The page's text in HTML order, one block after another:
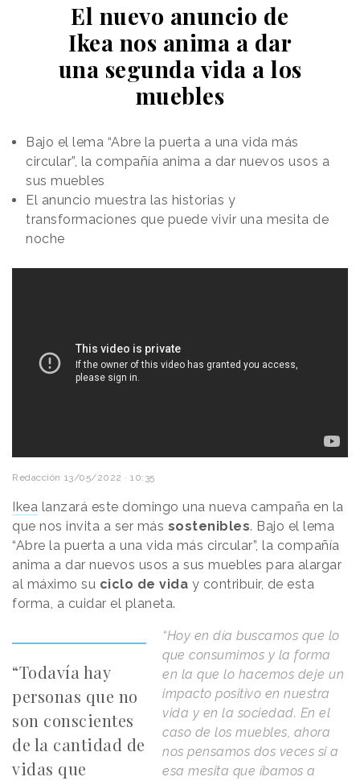
El nuevo anuncio de
Ikea nos anima a dar
una segunda vida a los
muebles
Bajo el lema “Abre la puerta a una vida más
circular”, la compañía anima a dar nuevos usos a
sus muebles
El anuncio muestra las historias y
transformaciones que puede vivir una mesita de
noche
Redacción 13/05/2022 · 10:35
Ikea lanzará este domingo una nueva campaña en la
que nos invita a ser más sostenibles. Bajo el lema
“Abre la puerta a una vida más circular”, la compañía
anima a dar nuevos usos a sus muebles para alargar
al máximo su ciclo de vida y contribuir, de esta
forma, a cuidar el planeta.
“Todavía hay
personas que no
son conscientes
de la cantidad de
vidas que
“Hoy en día buscamos que lo
que consumimos y la forma
en la que lo hacemos deje un
impacto positivo en nuestra
vida y en la sociedad. En el
caso de los muebles, ahora
nos pensamos dos veces si a
esa mesita que íbamos a